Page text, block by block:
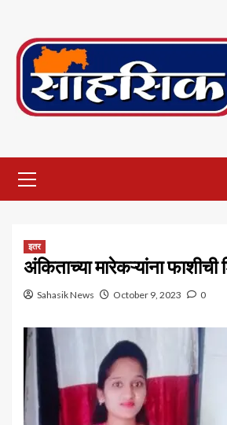
content
Menu
इतर
अंकिताच्या मारेकऱ्यांना फाशीची
Sahasik News October 9, 2023 0